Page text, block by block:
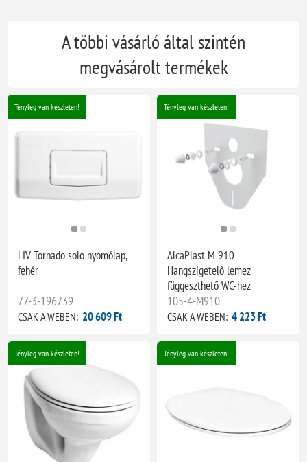
A többi vásárló által szintén
megvásárolt termékek
Tényleg van készleten!
LIV Tornado solo nyomólap,
fehér
77-3-196739
CSAK A WEBEN: 20 609 Ft
Tényleg van készleten!
AlcaPlast M 910
Hangszigetelő lemez
függeszthető WC-hez
105-4-M910
CSAK A WEBEN: 4 223 Ft
Tényleg van készleten! Tényleg van készleten!